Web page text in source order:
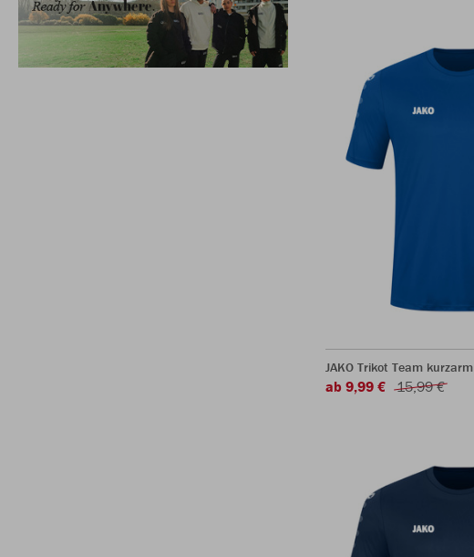
JAKO Trikot Team kurzarm
ab 9,99 € 15,99 €